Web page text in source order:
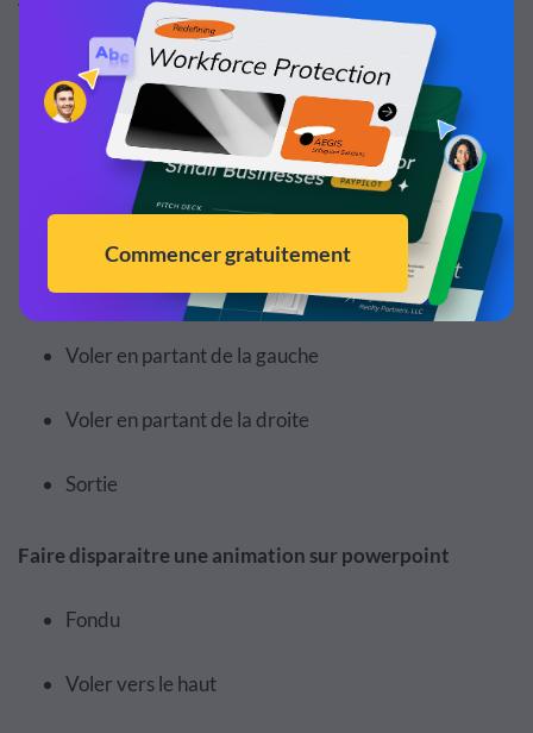
n'importe quel endroit d'une slide.
Intégrer une animation powerpoint gratuit
Fondu dans
Faire entrer par le bas
Voler en partant de la gauche
Voler en partant de la droite
Sortie
Faire disparaitre une animation sur powerpoint
Fondu
Voler vers le haut